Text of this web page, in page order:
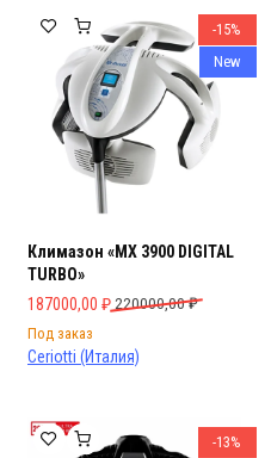
190000,00 ₽.
-15%
New
Климазон «MX 3900 DIGITAL
TURBO»
220000,00₽
Первоначальная цена
187000,00 ₽
Текущая цена: 187000,00 ₽.
Под заказ
Ceriotti (Италия)
-13%